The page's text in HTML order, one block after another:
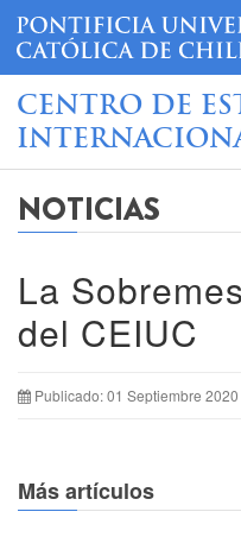
CENTRO DE
NOTICIAS
La
del CEIUC
Publicado: 01 Septiembre 2020
Más artículos